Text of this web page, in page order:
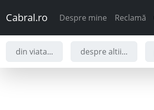
Cabral.ro Despre mine Reclamă
din viata... despre altii...